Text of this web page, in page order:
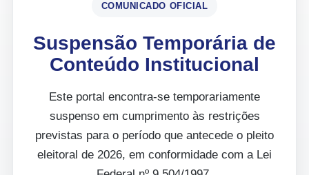
COMUNICADO OFICIAL
Suspensão Temporária de
Conteúdo Institucional
Este portal encontra-se temporariamente
suspenso em cumprimento às restrições
previstas para o período que antecede o pleito
eleitoral de 2026, em conformidade com a Lei